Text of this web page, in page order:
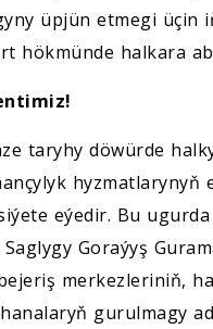
üpjün etmegi
hökmünde halkara
taryhy döwürde
eýedir. Bu
Goraýyş
merkezleriniň,
gurulmagy